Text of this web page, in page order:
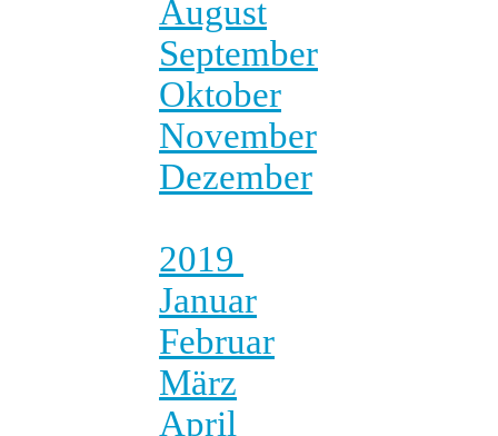
August
September
Oktober
November
Dezember
2019
Januar
Februar
März
April